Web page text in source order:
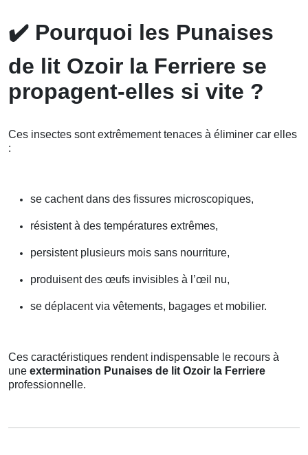
✔️ Pourquoi les Punaises
de lit Ozoir la Ferriere se
propagent-elles si vite ?
Ces insectes sont extrêmement tenaces à éliminer car elles
:
se cachent dans des fissures microscopiques,
résistent à des températures extrêmes,
persistent plusieurs mois sans nourriture,
produisent des œufs invisibles à l’œil nu,
se déplacent via vêtements, bagages et mobilier.
Ces caractéristiques rendent indispensable le recours à
une extermination Punaises de lit Ozoir la Ferriere
professionnelle.